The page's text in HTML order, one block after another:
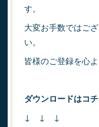
す。
大変お手数ではご
い。
皆様のご登録を心
ダウンロードはコ
↓ ↓ ↓